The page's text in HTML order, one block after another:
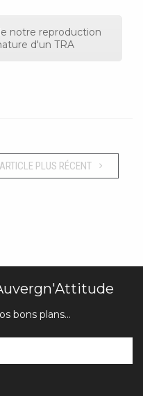
notre reproduction
d'un TRA
ARTICLE PLUS RÉCENT
bons plans...